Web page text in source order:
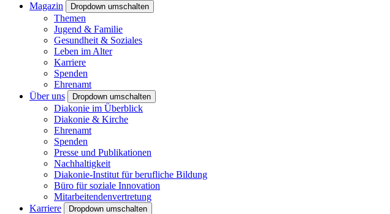
Magazin
Dropdown umschalten
Themen
Jugend & Familie
Gesundheit & Soziales
Leben im Alter
Karriere
Spenden
Ehrenamt
Über uns
Dropdown umschalten
Diakonie im Überblick
Diakonie & Kirche
Ehrenamt
Spenden
Presse und Publikationen
Nachhaltigkeit
Diakonie-Institut für berufliche Bildung
Büro für soziale Innovation
Mitarbeitendenvertretung
Karriere
Dropdown umschalten